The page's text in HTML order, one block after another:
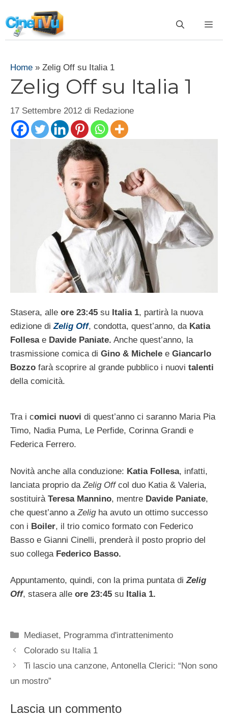
al
contenuto
Home » Zelig Off su Italia 1
Zelig Off su Italia 1
17 Settembre 2012 di Redazione
Stasera, alle ore 23:45 su Italia 1, partirà la nuova
edizione diZelig Off, condotta, quest’anno, da Katia
Follesa e Davide Paniate. Anche quest’anno, la
trasmissione comica di Gino & Michele e Giancarlo
Bozzo farà scoprire al grande pubblico i nuovi talenti
della comicità.
Tra i comici nuovi di quest’anno ci saranno Maria Pia
Timo, Nadia Puma, Le Perfide, Corinna Grandi e
Federica Ferrero.
Novità anche alla conduzione: Katia Follesa, infatti,
lanciata proprio da Zelig Offcol duo Katia & Valeria,
sostituirà Teresa Mannino, mentre Davide Paniate,
che quest’anno a Zeligha avuto un ottimo successo
con i Boiler, il trio comico formato con Federico
Basso e Gianni Cinelli, prenderà il posto proprio del
suo collega Federico Basso.
Appuntamento, quindi, con la prima puntata diZelig
Off, stasera alle ore 23:45 su Italia 1.
Categorie
Mediaset, Programma d'intrattenimento
Colorado su Italia 1
Ti lascio una canzone, Antonella Clerici: “Non sono
un mostro”
Lascia un commento